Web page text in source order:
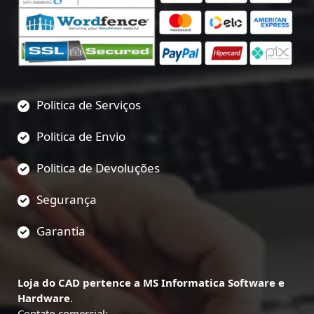
Politica de Serviços
Politica de Envio
Politica de Devoluções
Segurança
Garantia
Loja do CAD pertence a MS Informatica Software e
Hardware.